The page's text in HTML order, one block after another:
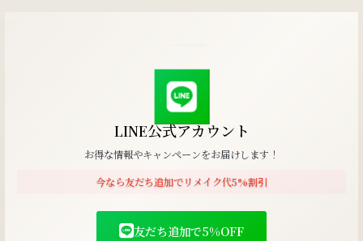
LINE公式アカウント
お得な情報やキャンペーンをお届けします！
今なら友だち追加でリメイク代5%割引
友だち追加で5%OFF